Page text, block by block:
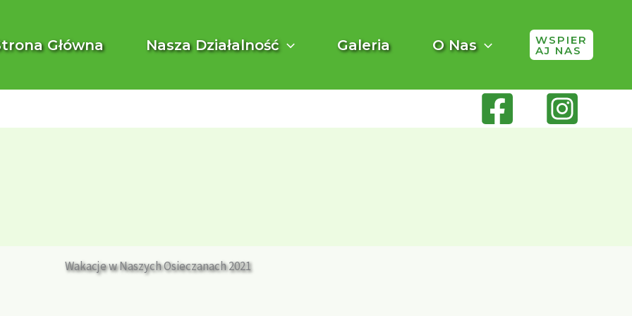
Główna Nasza Działalność Galeria O Nas WSPIER
AJ NAS
Wakacje w Naszych Osieczanach 2021